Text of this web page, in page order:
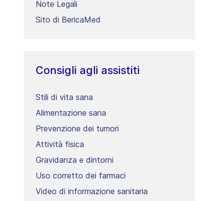
Note Legali
Sito di BericaMed
Consigli agli assistiti
Stili di vita sana
Alimentazione sana
Prevenzione dei tumori
Attività fisica
Gravidanza e dintorni
Uso corretto dei farmaci
Video di informazione sanitaria